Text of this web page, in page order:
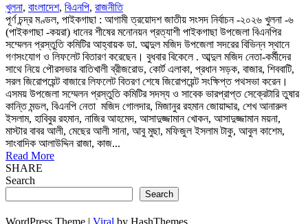
খুলনা, বাংলাদেশ, বিএনপি, রাজনীতি
পূর্ণ চন্দ্র মণ্ডল, পাইকগাছা : আগামী ত্রয়োদশ জাতীয় সংসদ নির্বাচন -২০২৬ খুলনা -৬
(পাইকগাছা -কয়রা) ধানের শীষের মনোনয়ন প্রত্যাশী পাইকগাছা উপজেলা বিএনপির
সম্মেলন প্রস্তুতি কমিটির আহ্বায়ক ডা. আব্দুল মজিদ উপজেলা সদরের বিভিন্ন স্থানে
গণসংযোগ ও লিফলেট বিতারণ করেছেন। বুধবার বিকেলে . আব্দুল মজিদ নেতা-কর্মীদের
সাথে নিয়ে পৌরসভার বাতিখালী ব্রীজরোড, কোর্ট এলাকা, প্রধান সড়ক, বাজার, শিববাটি,
সরল জিরোপয়েন্ট বাজারে লিফলেট বিতরণ শেষে জিরোপয়েন্ট সংক্ষিপ্ত পথসভা করেন।
এসময় উপজেলা সম্মেলন প্রস্তুতি কমিটির সদস্য ও সাবেক ভারপ্রাপ্ত সেক্রেটারি তুষার
কান্তি মন্ডল, বিএনপি নেতা মজিদ গোলদার, মিজানুর রহমান জোয়াদ্দার, শেখ আনারুল
ইসলাম, হাবিবুর রহমান, নাজির আহমেদ, আসাদুজ্জামান খোকন, আসাদুজ্জামান ময়না,
মাস্টার বাবর আলী, মেছের আলী সানা, আবু মুছা, মফিজুল ইসলাম টাকু, আবুল কাশেম,
সাংবাদিক আলাউদ্দিন রাজা, কাজ...
Read More
SHARE
Search
Search
WordPress Theme | Viral by HashThemes